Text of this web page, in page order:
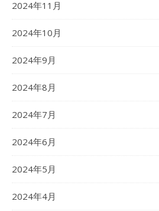
2024年11月
2024年10月
2024年9月
2024年8月
2024年7月
2024年6月
2024年5月
2024年4月